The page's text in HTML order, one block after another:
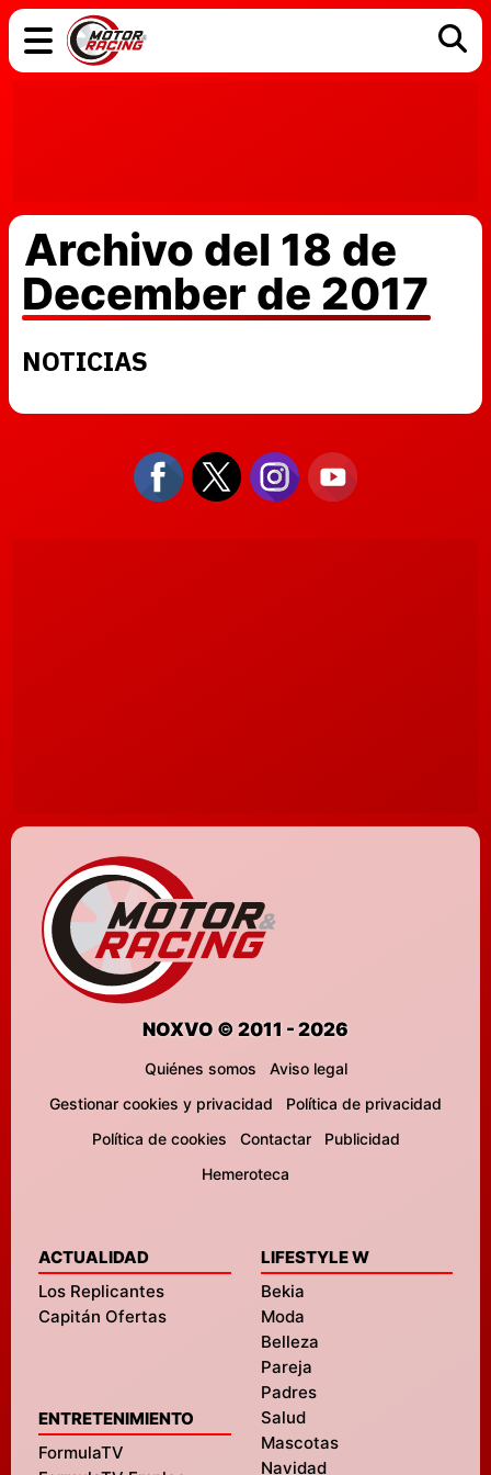
Archivo del 18 de
December de 2017
NOTICIAS
NOXVO © 2011 - 2026
Quiénes somos
Aviso legal
Gestionar cookies y privacidad
Política de privacidad
Política de cookies
Contactar
Publicidad
Hemeroteca
ACTUALIDAD
Los Replicantes
Capitán Ofertas
ENTRETENIMIENTO
FormulaTV
LIFESTYLE W
Bekia
Moda
Belleza
Pareja
Padres
Salud
Mascotas
Navidad